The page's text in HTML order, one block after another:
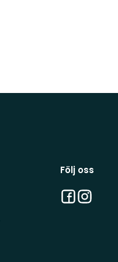
Följ oss
Facebook
Instagram